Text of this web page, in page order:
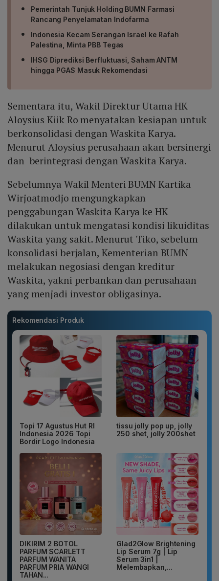
Pemerintah Tunjuk Holding BUMN Farmasi
Rancang Penyelamatan Indofarma
Indonesia Kecam Serangan Israel ke Rafah
Palestina, Minta PBB Tegas
IHSG Diprediksi Berfluktuasi, Saham ANTM
hingga PGAS Masuk Rekomendasi
Sementara itu, Wakil Direktur Utama HK
Aloysius Kiik Ro menyatakan kesiapan untuk
berkonsolidasi dengan Waskita Karya.
Menurut Aloysius perusahaan akan bersinergi
dan berintegrasi dengan Waskita Karya.
Sebelumnya Wakil Menteri BUMN Kartika
Wirjoatmodjo mengungkapkan
penggabungan Waskita Karya ke HK
dilakukan untuk mengatasi kondisi likuiditas
Waskita yang sakit. Menurut Tiko, sebelum
konsolidasi berjalan, Kementerian BUMN
melakukan negosiasi dengan kreditur
Waskita, yakni perbankan dan perusahaan
yang menjadi investor obligasinya.
Rekomendasi Produk
Topi 17 Agustus Hut RI
Indonesia 2026 Topi
Bordir Logo Indonesia
tissu jolly pop up, jolly
250 shet, jolly 200shet
DIKIRIM 2 BOTOL
PARFUM SCARLETT
PARFUM WANITA
PARFUM PRIA WANGI
TAHAN...
Glad2Glow Brightening
Lip Serum 7g | Lip
Serum 3in1 |
Melembapkan,...